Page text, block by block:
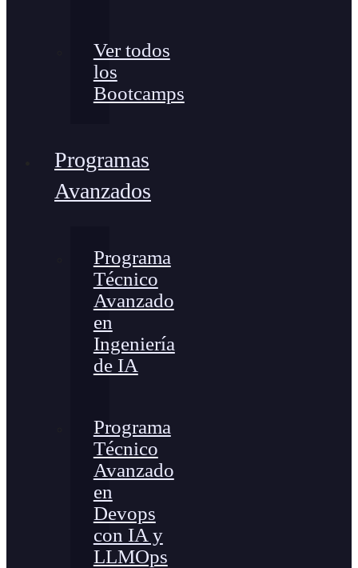
Ver todos
los
Bootcamps
Programas
Avanzados
Programa
Técnico
Avanzado
en
Ingeniería
de IA
Programa
Técnico
Avanzado
en
Devops
con IA y
LLMOps